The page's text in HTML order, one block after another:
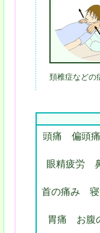
頚椎症などの
頭痛 偏頭
眼精疲労
首の痛み
胃痛 お腹